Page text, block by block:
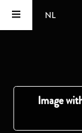
NL